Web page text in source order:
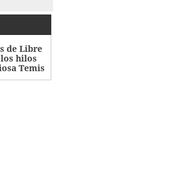
de Libre
hilos
Temis